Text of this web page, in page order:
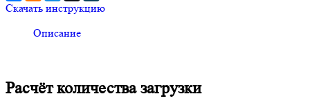
Скачать инструкцию
Описание
Расчёт количества загрузки